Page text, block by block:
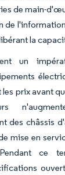
de main-
de
la
un
les prix avant
des châssis
mise en
ce